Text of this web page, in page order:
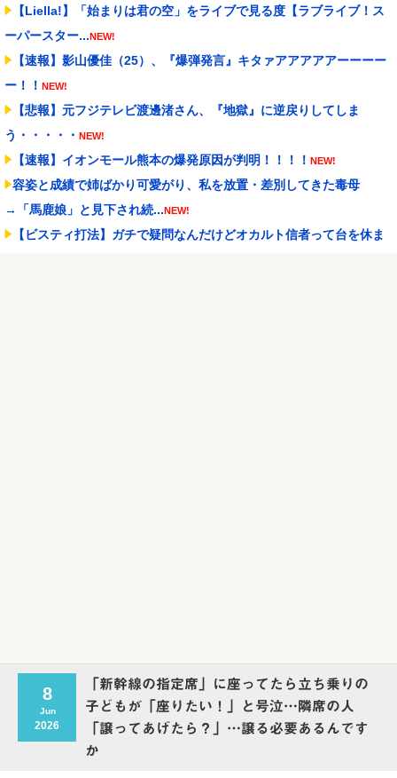
【Liella!】「始まりは君の空」をライブで見る度【ラブライブ！ス
ーパースター...NEW!
【速報】影山優佳（25）、『爆弾発言』キタァアアアアアーーーー
ー！！ NEW!
【悲報】元フジテレビ渡邊渚さん、『地獄』に逆戻りしてしま
う・・・・・ NEW!
【速報】イオンモール熊本の爆発原因が判明！！！！ NEW!
容姿と成績で姉ばかり可愛がり、私を放置・差別してきた毒母
→「馬鹿娘」と見下され続...NEW!
【ビスティ打法】ガチで疑問なんだけどオカルト信者って台を休ま
8
Jun
2026
「新幹線の指定席」に座ってたら立ち乗りの
子どもが「座りたい！」と号泣…隣席の人
「譲ってあげたら？」…譲る必要あるんです
か